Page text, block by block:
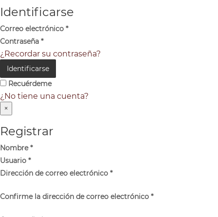
Identificarse
Correo electrónico *
Contraseña *
¿Recordar su contraseña?
Identificarse
Recuérdeme
¿No tiene una cuenta?
×
Registrar
Nombre*
Usuario *
Dirección de correo electrónico *
Confirme la dirección de correo electrónico *